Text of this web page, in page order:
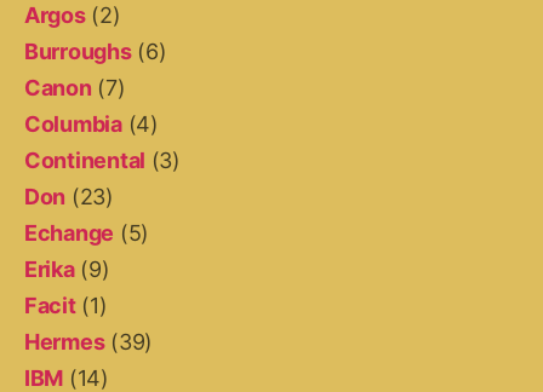
Argos(2)
Burroughs(6)
Canon (7)
Columbia(4)
Continental (3)
Don (23)
Echange (5)
Erika(9)
Facit(1)
Hermes(39)
IBM (14)